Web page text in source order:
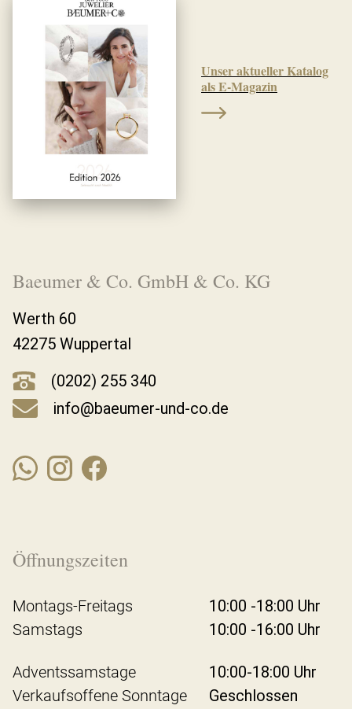
Unser aktueller Katalog
als E-Magazin
Baeumer & Co. GmbH & Co. KG
Werth 60
42275 Wuppertal
(0202) 255 340
info@baeumer-und-co.de
Öffnungszeiten
Montags-Freitags
10:00 -18:00 Uhr
Samstags
10:00 -16:00 Uhr
Adventssamstage
10:00-18:00 Uhr
Verkaufsoffene Sonntage
Geschlossen